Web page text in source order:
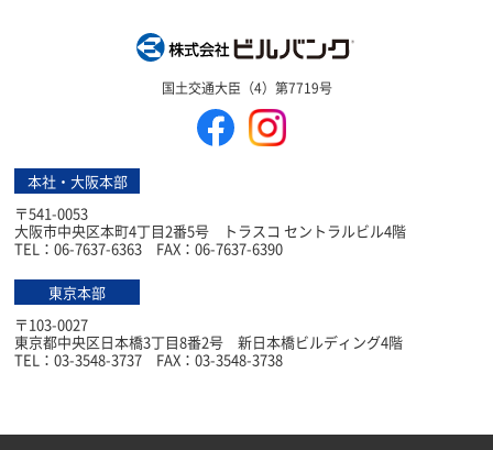
国土交通大臣（4）第7719号
本社・大阪本部
〒541-0053
大阪市中央区本町4丁目2番5号 トラスコ セントラルビル4階
TEL：06-7637-6363 FAX：06-7637-6390
東京本部
〒103-0027
東京都中央区日本橋3丁目8番2号 新日本橋ビルディング4階
TEL：03-3548-3737 FAX：03-3548-3738